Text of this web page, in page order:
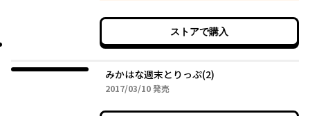
ストアで購入
みかはな週末とりっぷ(2)
2017/03/102017年03月10日
発売